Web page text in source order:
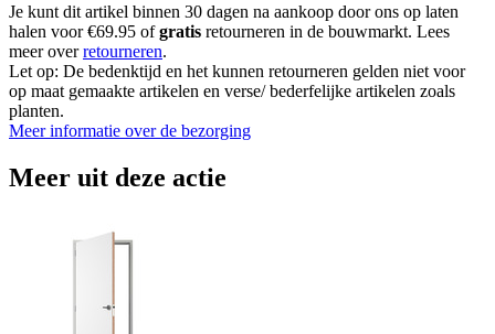
Je kunt dit artikel binnen 30 dagen na aankoop door ons op laten
halen voor €69.95 ofgratis retourneren in de bouwmarkt. Lees
meer overretourneren.
Let op: De bedenktijd en het kunnen retourneren gelden niet voor
op maat gemaakte artikelen en verse/ bederfelijke artikelen zoals
planten.
Meer informatie over de bezorging
Meer uit deze actie